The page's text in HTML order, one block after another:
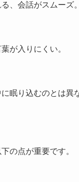
、会話がスムーズ。
が入りにくい。
眠り込むのとは異
の点が重要です。